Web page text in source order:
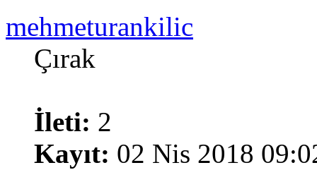
mehmeturankilic
Çırak
İleti: 2
Kayıt: 02 Nis 2018